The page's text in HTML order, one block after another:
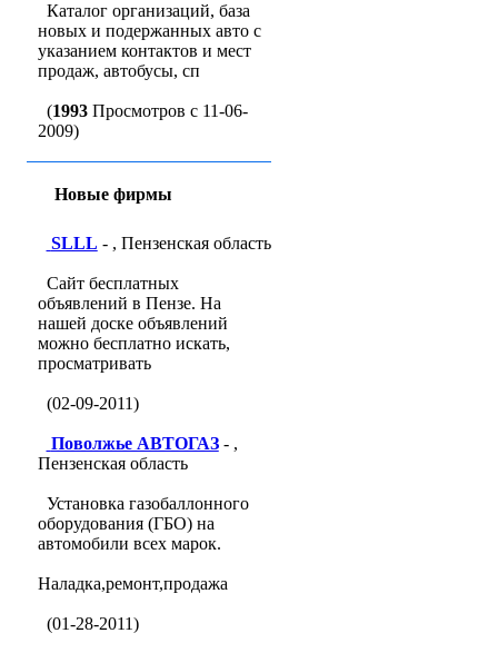
Каталог организаций, база
новых и подержанных авто с
указанием контактов и мест
продаж, автобусы, сп
(1993Просмотров с 11-06-
2009)
Новые фирмы
SLLL - , Пензенская область
Сайт бесплатных
объявлений в Пензе. На
нашей доске объявлений
можно бесплатно искать,
просматривать
(02-09-2011)
Поволжье АВТОГАЗ- ,
Пензенская область
Установка газобаллонного
оборудования (ГБО) на
автомобили всех марок.
Наладка,ремонт,продажа
(01-28-2011)